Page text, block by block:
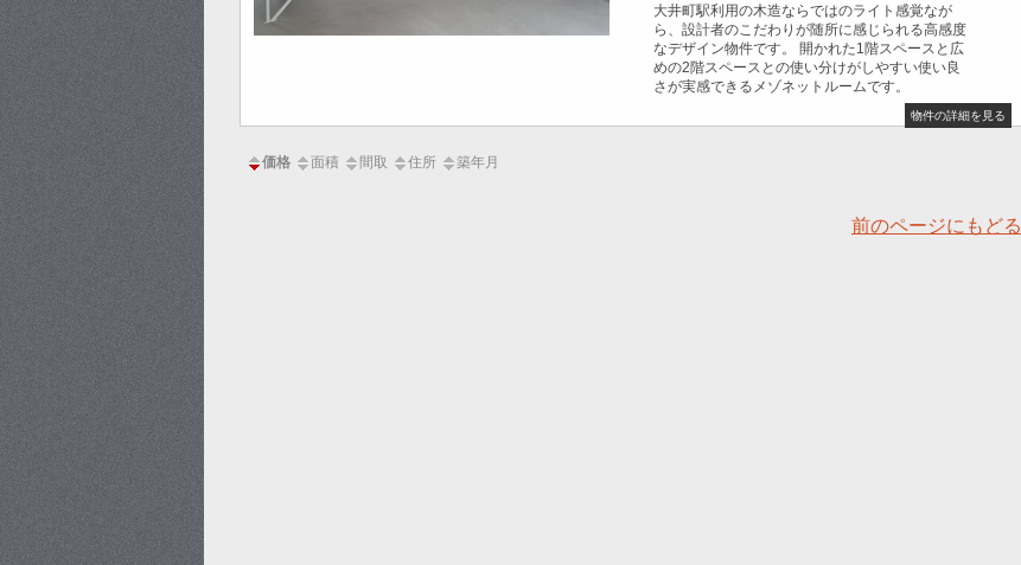
大井町駅利用の木造ならではのライト感覚なが
ら、設計者のこだわりが随所に感じられる高感度
なデザイン物件です。 開かれた1階スペースと広
めの2階スペースとの使い分けがしやすい使い良
さが実感できるメゾネットルームです。
物件の詳細を見る
価格 面積 間取 住所 築年月
前のページにもどる